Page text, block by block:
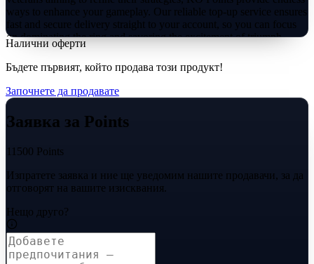
ways to enhance your gameplay. Our reliable top-up service ensures
fast and secure delivery straight to your account, so you can focus
on dominating the ring and savoring the excitement of triumph.
Налични оферти
Бъдете първият, който продава този продукт!
Започнете да продавате
Заявка за Points
11500 Points
Изпратете заявка и ние ще уведомим нашите продавачи, за да
отговорят на вашите изисквания.
Нещо друго?